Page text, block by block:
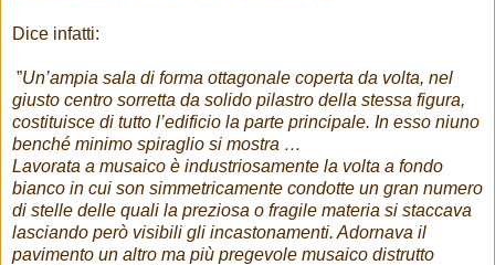
Dice infatti:
”Un’ampia sala di forma ottagonale coperta da volta, nel
giusto centro sorretta da solido pilastro della stessa figura,
costituisce di tutto l’edificio la parte principale. In esso niuno
benché minimo spiraglio si mostra …
Lavorata a musaico è industriosamente la volta a fondo
bianco in cui son simmetricamente condotte un gran numero
di stelle delle quali la preziosa o fragile materia si staccava
lasciando però visibili gli incastonamenti. Adornava il
pavimento un altro ma più pregevole musaico distrutto